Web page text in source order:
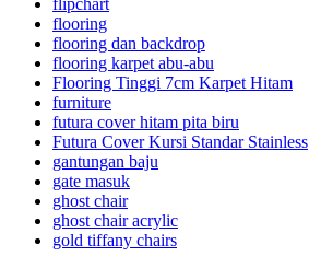
flipchart
flooring
flooring dan backdrop
flooring karpet abu-abu
Flooring Tinggi 7cm Karpet Hitam
furniture
futura cover hitam pita biru
Futura Cover Kursi Standar Stainless
gantungan baju
gate masuk
ghost chair
ghost chair acrylic
gold tiffany chairs